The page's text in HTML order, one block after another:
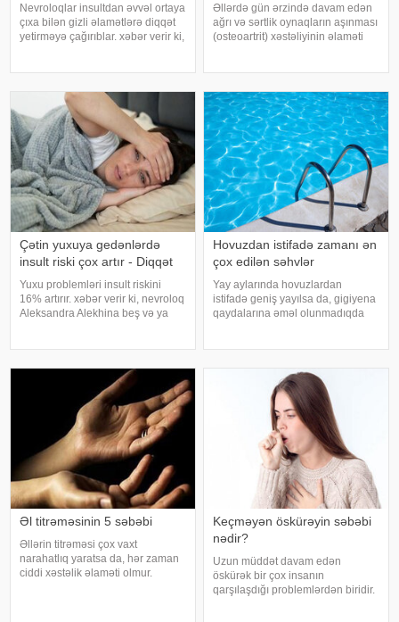
Nevroloqlar insultdan əvvəl ortaya
çıxa bilən gizli əlamətlərə diqqət
yetirməyə çağırıblar. xəbər verir ki,
verə bilər. Lakin b
Əllərdə gün ərzində davam edən
ağrı və sərtlik oynaqların aşınması
(osteoartrit) xəstəliyinin əlaməti
yaranır. xəbər verir ki
Çətin yuxuya gedənlərdə
insult riski çox artır - Diqqət
Yuxu problemləri insult riskini
16% artırır. xəbər verir ki, nevroloq
Aleksandra Alekhina beş və ya
artdığını deyib. İnsult ciddi və
Hovuzdan istifadə zamanı ən
çox edilən səhvlər
Yay aylarında hovuzlardan
istifadə geniş yayılsa da, gigiyena
qaydalarına əməl olunmadıqda
sonra duş qəbul etmək, hovuz
Əl titrəməsinin 5 səbəbi
Əllərin titrəməsi çox vaxt
narahatlıq yaratsa da, hər zaman
ciddi xəstəlik əlaməti olmur.
Keçməyən öskürəyin səbəbi
nədir?
Uzun müddət davam edən
öskürək bir çox insanın
qarşılaşdığı problemlərdən biridir.